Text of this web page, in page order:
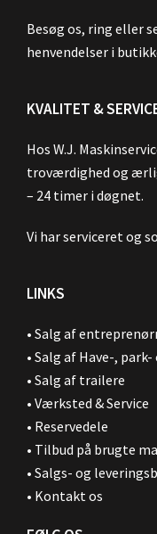
Besøg os, ring eller
henvendelser i
KVALITET &
Hos W.J.
troværdighed og
– 24 timer i døgnet.
Vi har serviceret og
LINKS
• Salg af
• Salg af Have-,
• Salg af trailere
• Værksted & Service
• Reservedele
• Tilbud på brugte
• Salgs- og
• Kontakt os